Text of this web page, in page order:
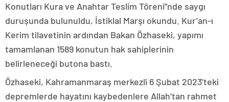
Konutları Kura ve Anahtar Teslim Töreni”nde saygı
duruşunda bulunuldu, İstiklal Marşı okundu. Kur’an-ı
Kerim tilavetinin ardından Bakan Özhaseki, yapımı
tamamlanan 1589 konutun hak sahiplerinin
belirleneceği butona bastı.
Özhaseki, Kahramanmaraş merkezli 6 Şubat 2023’teki
depremlerde hayatını kaybedenlere Allah’tan rahmet